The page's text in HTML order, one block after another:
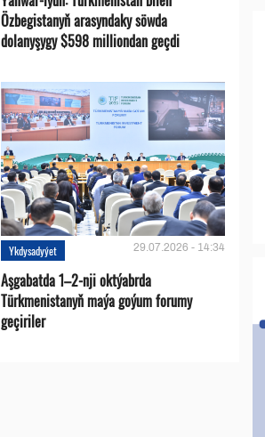
Özbegistanyň arasyndaky söwda
dolanyşygy $598 milliondan geçdi
Ykdysadyýet 29.07.2026 - 14:34
Aşgabatda 1–2-nji oktýabrda
Türkmenistanyň maýa goýum forumy
geçiriler